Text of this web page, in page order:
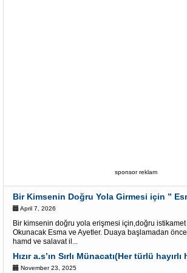
sponsor reklam
Bir Kimsenin Doğru Yola Girmesi için ”
April 7, 2026
Bir kimsenin doğru yola erişmesi için,doğru istikamet
Okunacak Esma ve Ayetler. Duaya başlamadan
hamd ve salavat il...
November 23, 2025